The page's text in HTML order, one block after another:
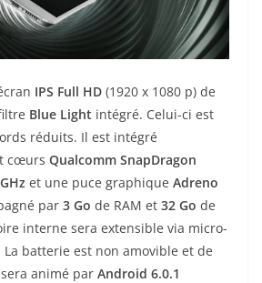
IPS Full HD (1920 x 1080 p) de
Blue Light intégré. Celui-ci est
réduits. Il est intégré
cœurs Qualcomm SnapDragon
et une puce graphique Adreno
par 3 Go de RAM et 32 Go de
interne sera extensible via micro-
La batterie est non amovible et de
animé par Android 6.0.1